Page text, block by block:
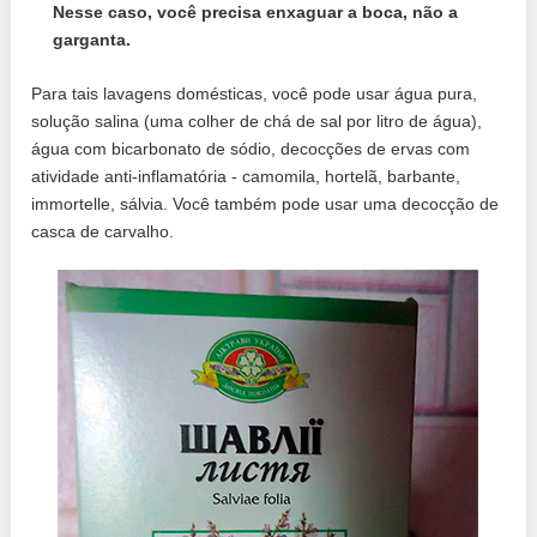
Nesse caso, você precisa enxaguar a boca, não a
garganta.
Para tais lavagens domésticas, você pode usar água pura,
solução salina (uma colher de chá de sal por litro de água),
água com bicarbonato de sódio, decocções de ervas com
atividade anti-inflamatória - camomila, hortelã, barbante,
immortelle, sálvia. Você também pode usar uma decocção de
casca de carvalho.